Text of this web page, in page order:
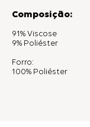
Composição:
91% Viscose
9% Poliéster
Forro:
100% Poliéster